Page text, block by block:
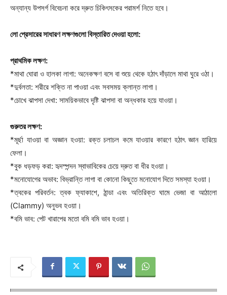
অন্যান্য উপসর্গ বিবেচনা করে দ্রুত চিকিৎসকের পরামর্শ নিতে হবে।
লো প্রেসারের সাধারণ লক্ষণগুলো বিস্তারিত দেওয়া হলো:
প্রাথমিক লক্ষণ:
*মাথা ঘোরা ও হালকা লাগা: অনেকক্ষণ বসে বা শুয়ে থেকে হঠাৎ দাঁড়ালে মাথা ঘুরে ওঠা।
*দুর্বলতা: শরীরে শক্তি না পাওয়া এবং সবসময় ক্লান্ত লাগা।
*চোখে ঝাপসা দেখা: সাময়িকভাবে দৃষ্টি ঝাপসা বা অন্ধকার হয়ে যাওয়া।
গুরুতর লক্ষণ:
*মূর্ছা যাওয়া বা অজ্ঞান হওয়া: রক্ত চলাচল কমে যাওয়ার কারণে হঠাৎ জ্ঞান হারিয়ে
ফেলা।
*বুক ধড়ফড় করা: হৃদস্পন্দন স্বাভাবিকের চেয়ে দ্রুত বা ধীর হওয়া।
*মনোযোগের অভাব: বিভ্রান্তি লাগা বা কোনো কিছুতে মনোযোগ দিতে সমস্যা হওয়া।
*ত্বকের পরিবর্তন: ত্বক ফ্যাকাশে, ঠান্ডা এবং অতিরিক্ত ঘামে ভেজা বা আঠালো
(Clammy) অনুভব হওয়া।
*বমি ভাব: পেট খারাপের মতো বমি বমি ভাব হওয়া।